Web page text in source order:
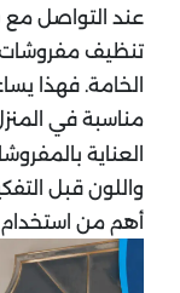
عند التواصل
تنظيف
الخامة. فهذا
مناسبة في
العناية
واللون قبل
أهم من استخدام